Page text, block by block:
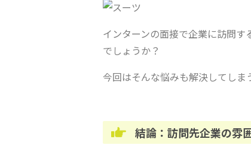
インターンの面接で企業に訪問
でしょうか？
今回はそんな悩みも解決してしま
結論：訪問先企業の雰